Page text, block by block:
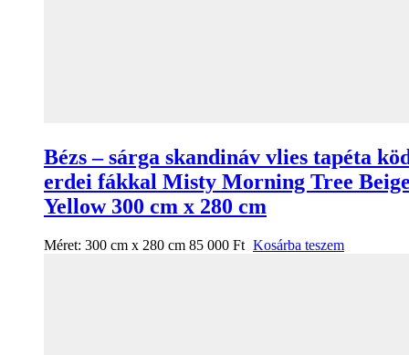
Bézs – sárga skandináv vlies tapéta
erdei fákkal Misty Morning Tree
Yellow 300 cm x 280 cm
Méret: 300 cm x 280 cm 85 000 Ft Kosárba teszem